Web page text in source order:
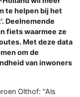
te helpen bij het
Deelnemende
fiets waarmee ze
Met deze data
om de
van inwoners
Olthof: "Als